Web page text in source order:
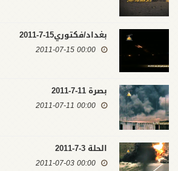
بغداد/فكتوري15-7-2011
00:00 2011-07-15
بصرة 11-7-2011
00:00 2011-07-11
الحلة 3-7-2011
00:00 2011-07-03